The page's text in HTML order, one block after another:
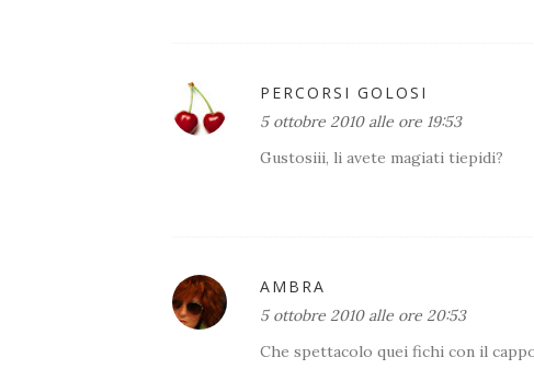
PERCORSI GOLOSI
5 ottobre 2010 alle ore 19:53
Gustosiii, li avete magiati tiepidi?
AMBRA
5 ottobre 2010 alle ore 20:53
Che spettacolo quei fichi con il